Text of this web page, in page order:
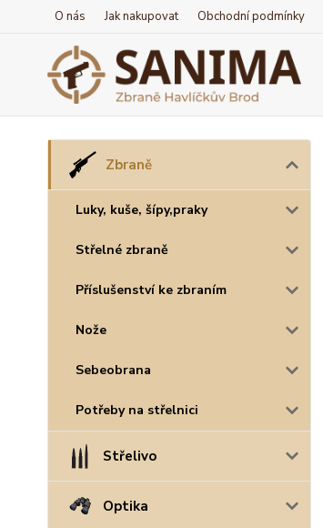
O nás Jak nakupovat Obchodní podmínky
Zbraně
Luky, kuše, šípy,praky
Střelné zbraně
Příslušenství ke zbraním
Nože
Sebeobrana
Potřeby na střelnici
Střelivo
Optika